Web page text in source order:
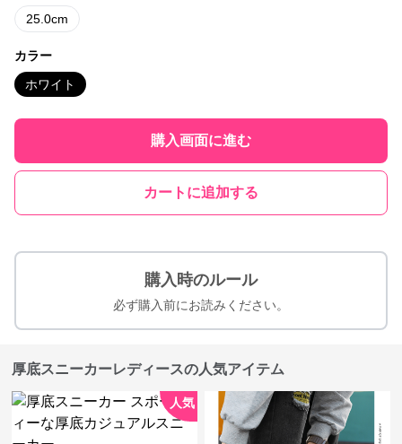
25.0cm
カラー
ホワイト
購入画面に進む
カートに追加する
購入時のルール
必ず購入前にお読みください。
厚底スニーカーレディースの人気アイテム
人気